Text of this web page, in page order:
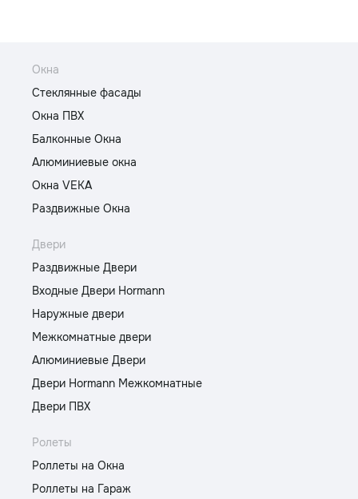
Окна
Стеклянные фасады
Окна ПВХ
Балконные Окна
Алюминиевые окна
Окна VEKA
Раздвижные Окна
Двери
Раздвижные Двери
Входные Двери Hormann
Наружные двери
Межкомнатные двери
Алюминиевые Двери
Двери Hormann Межкомнатные
Двери ПВХ
Ролеты
Роллеты на Окна
Роллеты на Гараж